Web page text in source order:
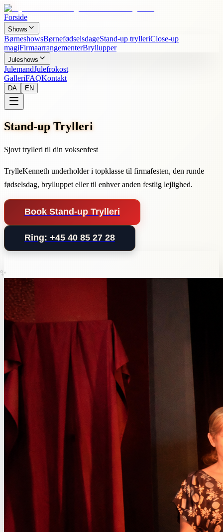
Forside
Shows
BørneshowsBørnefødselsdageStand-up trylleriClose-up
magiFirmaarrangementerBryllupper
Juleshows
JulemandJulefrokost
GalleriFAQKontakt
DA EN
Stand-up Trylleri
Sjovt trylleri til din voksenfest
TrylleKenneth underholder i topklasse til firmafesten, den runde
fødselsdag, brylluppet eller til enhver anden festlig lejlighed.
Book Stand-up Trylleri
Ring: +45 40 85 27 28